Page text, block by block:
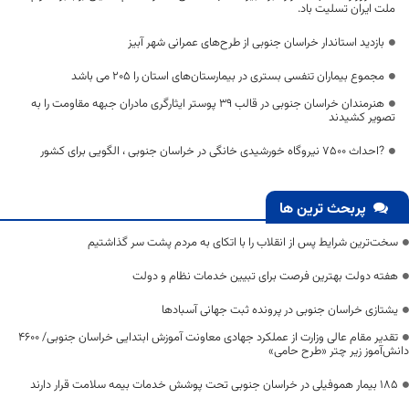
ملت ایران تسلیت باد.
بازدید استاندار خراسان جنوبی از طرح‌های عمرانی شهر آبیز
مجموع بیماران تنفسی بستری در بیمارستان‌های استان را ۲۰۵ می باشد
هنرمندان خراسان جنوبی در قالب ۳۹ پوستر ایثارگری مادران جبهه مقاومت را به
تصویر کشیدند
?احداث ۷۵۰۰ نیروگاه خورشیدی خانگی در خراسان جنوبی ، الگویی برای کشور
پربحث ترین ها
سخت‌ترین شرایط پس از انقلاب را با اتکای به مردم پشت سر گذاشتیم
هفته دولت بهترین فرصت برای تبیین خدمات نظام و دولت
یشتازی خراسان جنوبی در پرونده ثبت جهانی آسبادها
تقدیر مقام عالی وزارت از عملکرد جهادی معاونت آموزش ابتدایی خراسان جنوبی/ ۴۶۰۰
دانش‌آموز زیر چتر «طرح حامی»
۱۸۵ بیمار هموفیلی در خراسان جنوبی تحت پوشش خدمات بیمه سلامت قرار دارند